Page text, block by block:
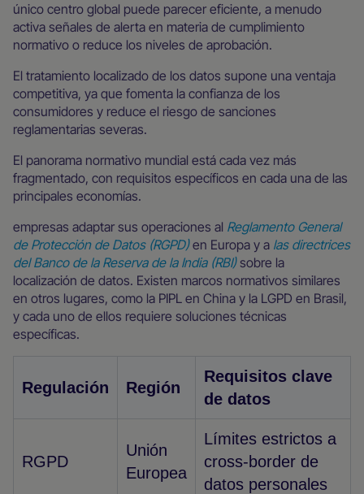
único centro global puede parecer eficiente, a menudo
activa señales de alerta en materia de cumplimiento
normativo o reduce los niveles de aprobación.
El tratamiento localizado de los datos supone una ventaja
competitiva, ya que fomenta la confianza de los
consumidores y reduce el riesgo de sanciones
reglamentarias severas.
El panorama normativo mundial está cada vez más
fragmentado, con requisitos específicos en cada una de las
principales economías.
empresas adaptar sus operaciones al Reglamento General
de Protección de Datos (RGPD)en Europa y a las directrices
del Banco de la Reserva de la India (RBI)sobre la
localización de datos. Existen marcos normativos similares
en otros lugares, como la PIPL en China y la LGPD en Brasil,
y cada uno de ellos requiere soluciones técnicas
específicas.
Regulación Región
Requisitos clave
de datos
RGPD
Unión
Europea
Límites estrictos a
cross-border de
datos personales